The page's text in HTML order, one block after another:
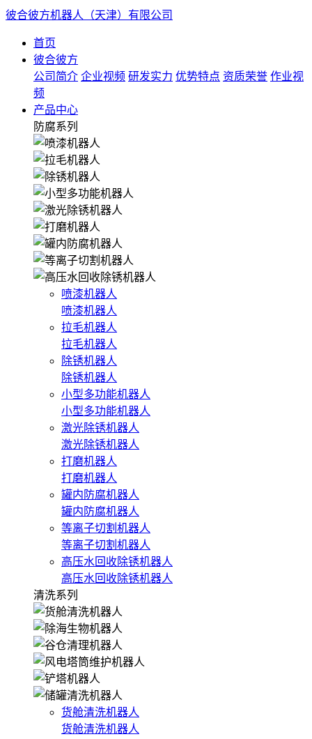
彼合彼方机器人（天津）有限公司
首页
彼合彼方
公司简介 企业视频 研发实力 优势特点 资质荣誉 作业视
频
产品中心
防腐系列
喷漆机器人
喷漆机器人
拉毛机器人
拉毛机器人
除锈机器人
除锈机器人
小型多功能机器人
小型多功能机器人
激光除锈机器人
激光除锈机器人
打磨机器人
打磨机器人
罐内防腐机器人
罐内防腐机器人
等离子切割机器人
等离子切割机器人
高压水回收除锈机器人
高压水回收除锈机器人
清洗系列
货舱清洗机器人
货舱清洗机器人